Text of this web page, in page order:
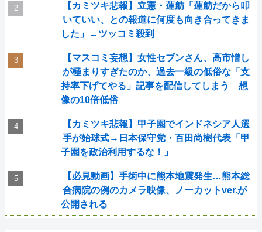
【カミツキ悲報】立憲・蓮舫「蓮舫だから叩
いていい、との報道に何度も向き合ってきま
した」→ツッコミ殺到
【マスコミ妄想】女性セブンさん、高市憎し
が極まりすぎたのか、過去一級の低俗な「支
持率下げてやる」記事を配信してしまう 想
像の10倍低俗
【カミツキ悲報】甲子園でインドネシア人選
手が始球式→日本保守党・百田尚樹代表「甲
子園を政治利用するな！」
【必見動画】手術中に熊本地震発生…熊本総
合病院の例のカメラ映像、ノーカットver.が
公開される